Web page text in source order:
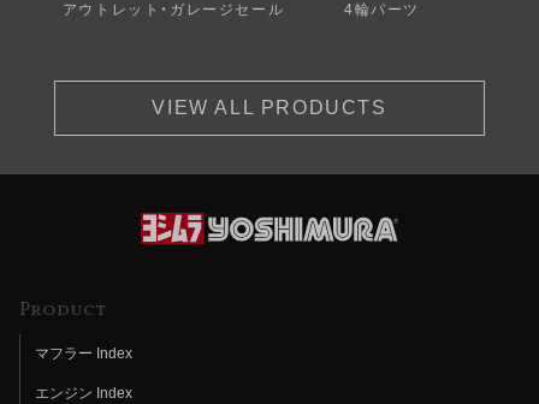
アウトレット・ガレージセール 4輪パーツ
VIEW ALL PRODUCTS
Product
マフラー Index
エンジン Index